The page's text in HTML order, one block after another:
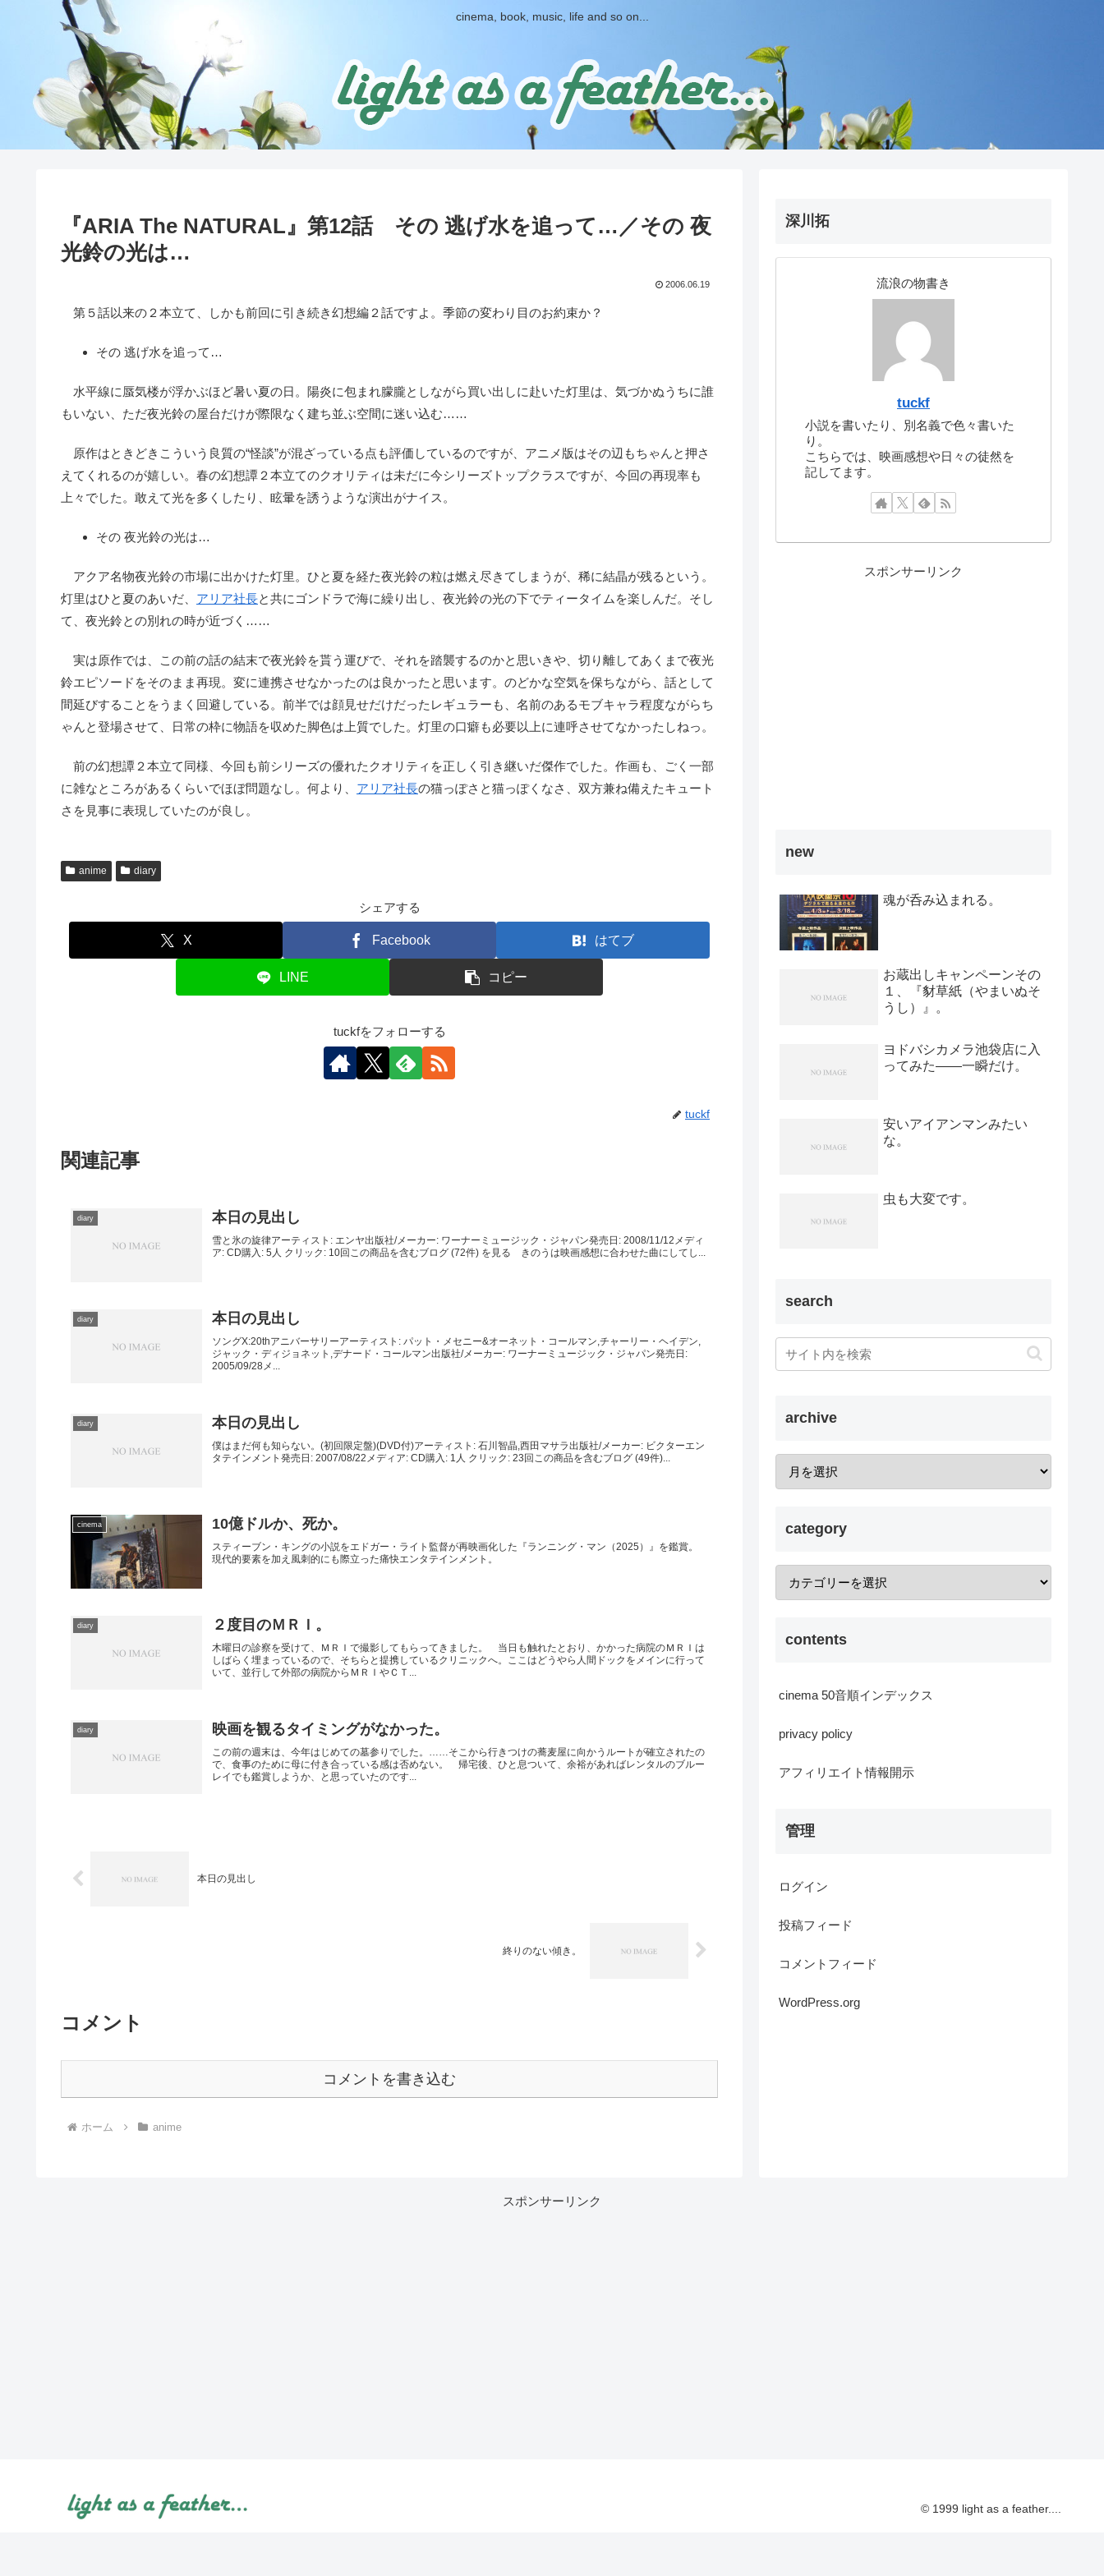
cinema, book, music, life and so on...
『ARIA The NATURAL』第12話 その 逃げ水を追って…／その 夜
光鈴の光は…
2006.06.19
第５話以来の２本立て、しかも前回に引き続き幻想編２話ですよ。季節の変わり目のお約束か？
その 逃げ水を追って…
水平線に蜃気楼が浮かぶほど暑い夏の日。陽炎に包まれ朦朧としながら買い出しに赴いた灯里は、気づかぬうちに誰
もいない、ただ夜光鈴の屋台だけが際限なく建ち並ぶ空間に迷い込む……
原作はときどきこういう良質の“怪談”が混ざっている点も評価しているのですが、アニメ版はその辺もちゃんと押さ
えてくれるのが嬉しい。春の幻想譚２本立てのクオリティは未だに今シリーズトップクラスですが、今回の再現率も
上々でした。敢えて光を多くしたり、眩暈を誘うような演出がナイス。
その 夜光鈴の光は…
アクア名物夜光鈴の市場に出かけた灯里。ひと夏を経た夜光鈴の粒は燃え尽きてしまうが、稀に結晶が残るという。
灯里はひと夏のあいだ、 アリア社長と共にゴンドラで海に繰り出し、夜光鈴の光の下でティータイムを楽しんだ。そし
て、夜光鈴との別れの時が近づく……
実は原作では、この前の話の結末で夜光鈴を貰う運びで、それを踏襲するのかと思いきや、切り離してあくまで夜光
鈴エピソードをそのまま再現。変に連携させなかったのは良かったと思います。のどかな空気を保ちながら、話として
間延びすることをうまく回避している。前半では顔見せだけだったレギュラーも、名前のあるモブキャラ程度ながらち
ゃんと登場させて、日常の枠に物語を収めた脚色は上質でした。灯里の口癖も必要以上に連呼させてなかったしねっ。
前の幻想譚２本立て同様、今回も前シリーズの優れたクオリティを正しく引き継いだ傑作でした。作画も、ごく一部
に雑なところがあるくらいでほぼ問題なし。何より、 アリア社長の猫っぽさと猫っぽくなさ、双方兼ね備えたキュート
さを見事に表現していたのが良し。
anime diary
シェアする
X Facebook はてブ
LINE コピー
tuckfをフォローする
tuckf
関連記事
diary 本日の見出し
雪と氷の旋律アーティスト: エンヤ出版社/メーカー: ワーナーミュージック・ジャパン発売日: 2008/11/12メディ
ア: CD購入: 5人 クリック: 10回この商品を含むブログ (72件) を見る きのうは映画感想に合わせた曲にしてし...
diary 本日の見出し
ソングX:20thアニバーサリーアーティスト: パット・メセニー&オーネット・コールマン,チャーリー・ヘイデン,
ジャック・ディジョネット,デナード・コールマン出版社/メーカー: ワーナーミュージック・ジャパン発売日:
2005/09/28メ...
diary 本日の見出し
僕はまだ何も知らない。(初回限定盤)(DVD付)アーティスト: 石川智晶,西田マサラ出版社/メーカー: ビクターエン
タテインメント発売日: 2007/08/22メディア: CD購入: 1人 クリック: 23回この商品を含むブログ (49件)...
cinema 10億ドルか、死か。
スティーブン・キングの小説をエドガー・ライト監督が再映画化した『ランニング・マン（2025）』を鑑賞。
現代的要素を加え風刺的にも際立った痛快エンタテインメント。
diary ２度目のＭＲＩ。
木曜日の診察を受けて、ＭＲＩで撮影してもらってきました。 当日も触れたとおり、かかった病院のＭＲＩは
しばらく埋まっているので、そちらと提携しているクリニックへ。ここはどうやら人間ドックをメインに行って
いて、並行して外部の病院からＭＲＩやＣＴ...
diary 映画を観るタイミングがなかった。
この前の週末は、今年はじめての墓参りでした。……そこから行きつけの蕎麦屋に向かうルートが確立されたの
で、食事のために母に付き合っている感は否めない。 帰宅後、ひと息ついて、余裕があればレンタルのブルー
レイでも鑑賞しようか、と思っていたのです...
本日の見出し
終りのない傾き。
コメント
コメントを書き込む
ホーム anime
深川拓
流浪の物書き
tuckf
小説を書いたり、別名義で色々書いた
り。
こちらでは、映画感想や日々の徒然を
記してます。
スポンサーリンク
new
魂が呑み込まれる。
お蔵出しキャンペーンその
１、『豺草紙（やまいぬそ
うし）』。
ヨドバシカメラ池袋店に入
ってみた――一瞬だけ。
安いアイアンマンみたい
な。
虫も大変です。
search
archive
category
contents
cinema 50音順インデックス
privacy policy
アフィリエイト情報開示
管理
ログイン
投稿フィード
コメントフィード
WordPress.org
スポンサーリンク
© 1999 light as a feather....